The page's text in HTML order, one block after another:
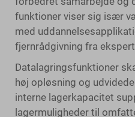
funktioner viser sig især
med
fjernrådgivning fra
Datalagringsfunktioner
høj opløsning og
interne lagerkapacitet
lagermuligheder til